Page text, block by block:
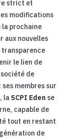
strict et
modifications
prochaine
aux nouvelles
transparence
le lien de
de
membres sur
la SCPI Edense
capable de
tout en restant
de